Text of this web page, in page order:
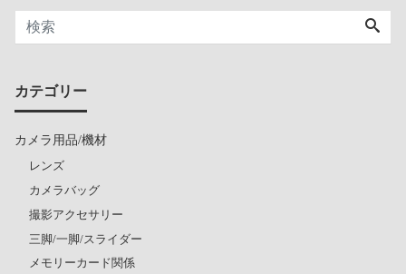
カテゴリー
カメラ用品/機材
レンズ
カメラバッグ
撮影アクセサリー
三脚/一脚/スライダー
メモリーカード関係